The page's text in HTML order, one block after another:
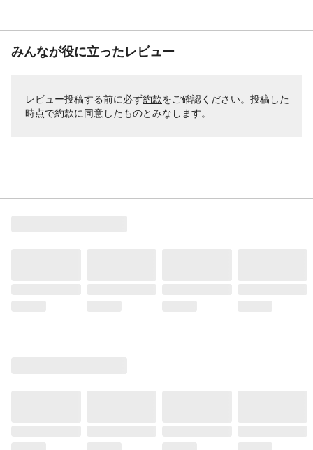
みんなが役に立ったレビュー
レビュー投稿する前に必ず約款をご確認ください。投稿した
時点で約款に同意したものとみなします。